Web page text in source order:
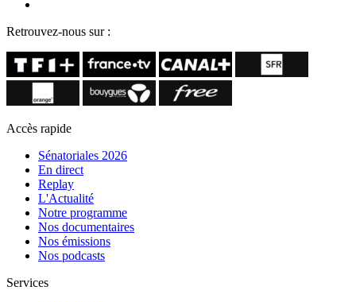
Retrouvez-nous sur :
Accès rapide
Sénatoriales 2026
En direct
Replay
L'Actualité
Notre programme
Nos documentaires
Nos émissions
Nos podcasts
Services